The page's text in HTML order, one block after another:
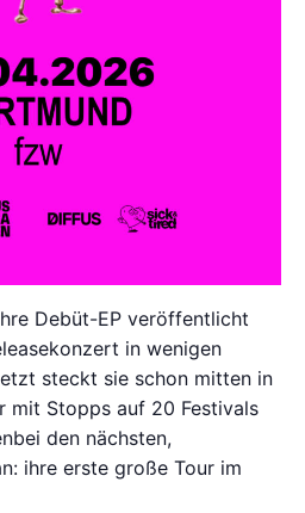
Debüt-EP veröffentlicht
in wenigen
steckt sie schon mitten in
mit Stopps auf 20 Festivals
den nächsten,
ihre erste große Tour im